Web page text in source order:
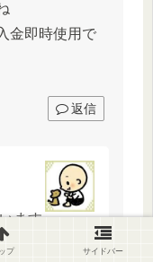
金即時使用で
返信
ます
プ サイドバー